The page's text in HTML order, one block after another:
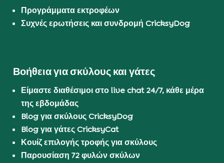
Προγράμματα εκτροφέων
Συχνές ερωτήσεις και συνδρομή CricksyDog
Βοήθεια για σκύλους και γάτες
Είμαστε διαθέσιμοι στο live chat 24/7, κάθε μέρα
της εβδομάδας
Blog για σκύλους CricksyDog
Blog για γάτες CricksyCat
Κουίζ επιλογής τροφής για σκύλους
Παρουσίαση 72 φυλών σκύλων